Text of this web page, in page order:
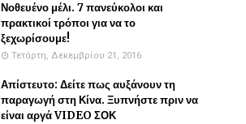
Νοθευένο μέλι. 7 πανεύκολοι και
πρακτικοί τρόποι για να το
ξεχωρίσουμε!
Τετάρτη, Δεκεμβρίου 21, 2016
Απίστευτο: Δείτε πως αυξάνουν τη
παραγωγή στη Κίνα. Ξυπνήστε πριν να
είναι αργά VIDEO ΣΟΚ